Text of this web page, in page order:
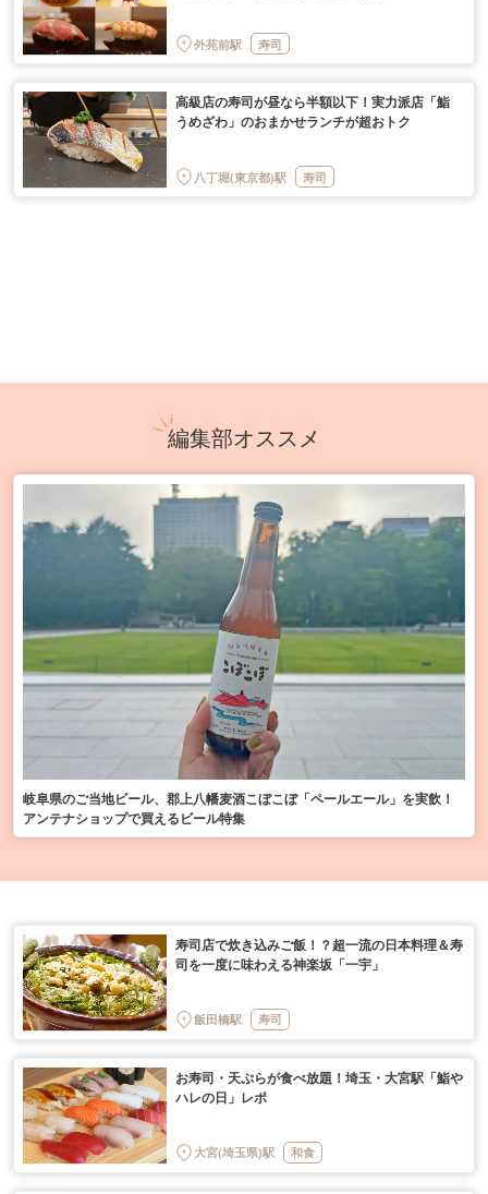
外苑前駅 寿司
高級店の寿司が昼なら半額以下！実力派店「鮨
うめざわ」のおまかせランチが超おトク
八丁堀(東京都)駅 寿司
編集部オススメ
岐阜県のご当地ビール、郡上八幡麦酒こぼこぼ「ペールエール」を実飲！
アンテナショップで買えるビール特集
寿司店で炊き込みご飯！？超一流の日本料理＆寿
司を一度に味わえる神楽坂「一宇」
飯田橋駅 寿司
お寿司・天ぷらが食べ放題！埼玉・大宮駅「鮨や
ハレの日」レポ
大宮(埼玉県)駅 和食